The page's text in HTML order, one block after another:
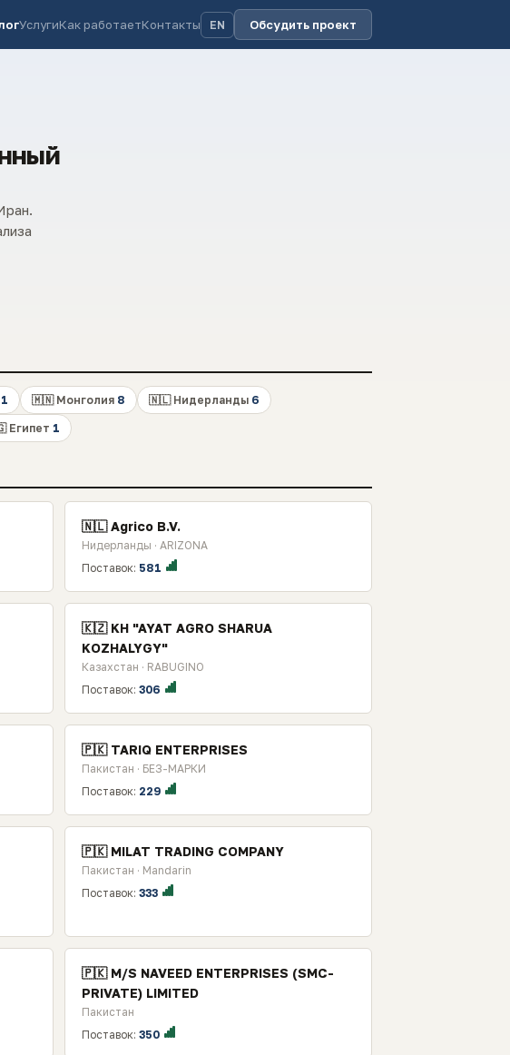
УслугиКак работаетКонтакты EN Обсудить проект
🇲🇳 Монголия 8 🇳🇱 Нидерланды 6
Египет 1
🇳🇱 Agrico B.V.
Нидерланды · ARIZONA
Поставок: 581
🇰🇿 KH "AYAT AGRO SHARUA
KOZHALYGY"
Казахстан · RABUGINO
Поставок:306
🇵🇰 TARIQ ENTERPRISES
Пакистан · БЕЗ-МАРКИ
Поставок: 229
🇵🇰 MILAT TRADING COMPANY
Пакистан · Mandarin
Поставок:333
🇵🇰 M/S NAVEED ENTERPRISES (SMC-
PRIVATE) LIMITED
Пакистан
Поставок:350